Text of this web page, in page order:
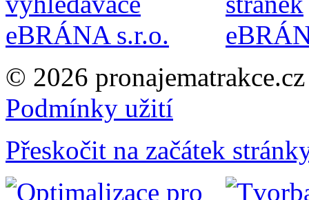
© 2026
Podmínky užití
Přeskočit na začátek